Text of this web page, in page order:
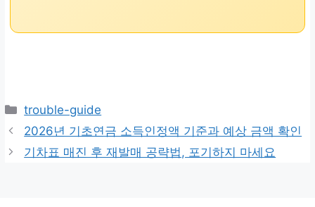
카
테
리
trouble-guide
2026년 기초연금 소득인정액 기준과 예상 금액 확인
기차표 매진 후 재발매 공략법, 포기하지 마세요